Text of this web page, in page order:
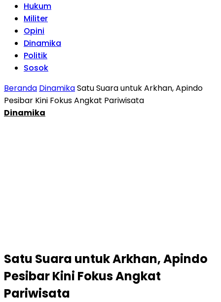
Hukum
Militer
Opini
Dinamika
Politik
Sosok
Beranda DinamikaSatu Suara untuk Arkhan, Apindo
Pesibar Kini Fokus Angkat Pariwisata
Dinamika
Satu Suara untuk Arkhan, Apindo
Pesibar Kini Fokus Angkat
Pariwisata